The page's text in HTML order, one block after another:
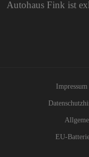
Autohaus Fink ist
Impressum
EU-